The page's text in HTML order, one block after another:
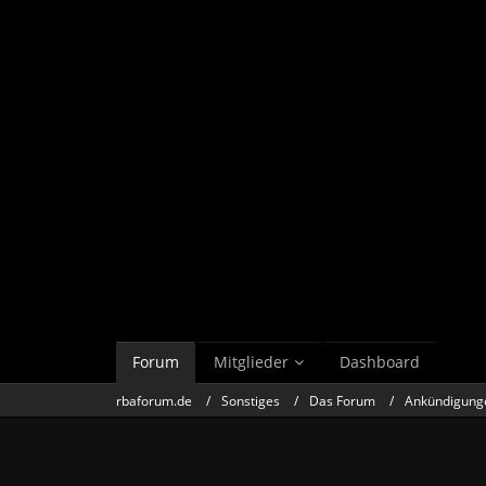
Forum Mitglieder Dashboard
rbaforum.de Sonstiges Das Forum